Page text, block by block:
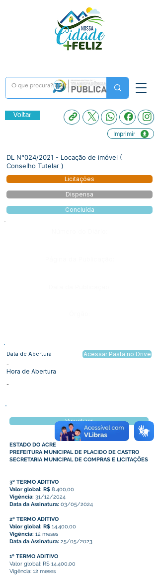
Voltar
Imprimir
DL N°024/2021 - Locação de imóvel (
Conselho Tutelar )
Licitações
Dispensa
Concluída
Data de Abertura
-
Hora de Abertura
-
Acessar Pasta no Drive
Visualizar
ESTADO DO ACRE
PREFEITURA MUNICIPAL DE PLACIDO DE CASTRO
SECRETARIA MUNICIPAL DE COMPRAS E LICITAÇÕES
3º TERMO ADITIVO
Valor global: R$ 8.400,00
Vigência: 31/12/2024
Data da Assinatura: 03/05/2024
2º TERMO ADITIVO
Valor global: R$ 14.400,00
Vigência: 12 meses
Data da Assinatura: 25/05/2023
1º TERMO ADITIVO
Valor global: R$ 14.400,00
Vigência: 12 meses